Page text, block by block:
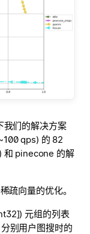
们的解决方案
qps) 的 82
和 pinecone 的解
疏向量的优化。
元组的列表
别用户图搜时的